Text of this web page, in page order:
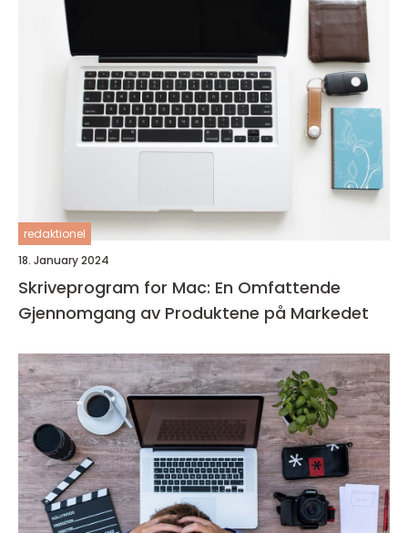
redaktionel
18. January 2024
Skriveprogram for Mac: En Omfattende
Gjennomgang av Produktene på Markedet